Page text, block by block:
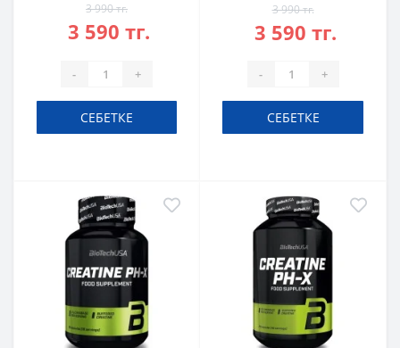
3 990 тг.
3 590 тг.
- +
СЕБЕТКЕ
3 990 тг.
3 590 тг.
- +
СЕБЕТКЕ